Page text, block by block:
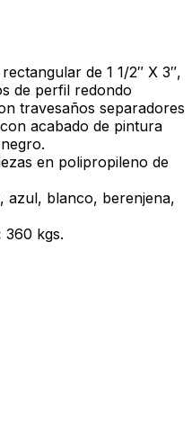
de 1 1/2″ X 3″,
de perfil redondo
travesaños separadores
acabado de pintura
en polipropileno de
azul, blanco, berenjena,
360 kgs.